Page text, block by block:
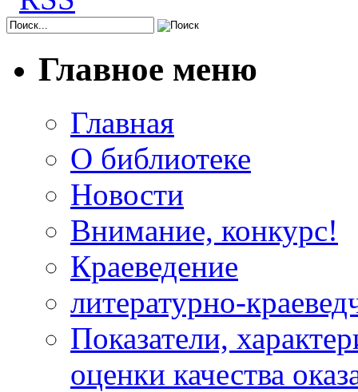
Главное меню
Главная
О библиотеке
Новости
Внимание, конкурс!
Краеведение
литературно-
Показатели,
оценки качества